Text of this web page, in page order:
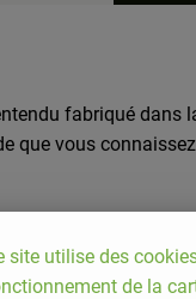
fabriqué dans
que vous
(68%), OEUFS *
de l'Agriculture
site utilise des
de la